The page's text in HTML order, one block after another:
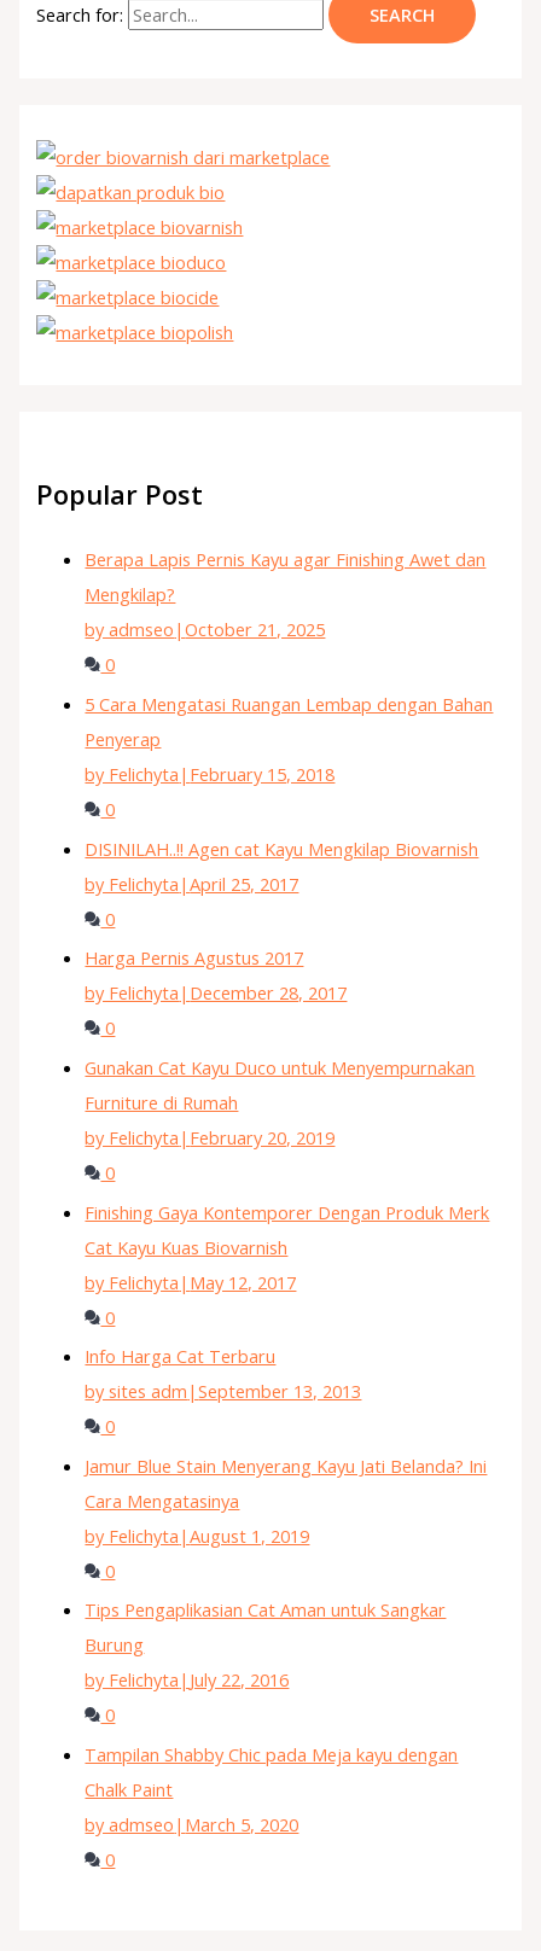
Search for:
Popular Post
Berapa Lapis Pernis Kayu agar Finishing Awet dan
Mengkilap?
by admseo |October 21, 2025
0
5 Cara Mengatasi Ruangan Lembap dengan Bahan
Penyerap
by Felichyta | February 15, 2018
0
DISINILAH..!! Agen cat Kayu Mengkilap Biovarnish
by Felichyta |April 25, 2017
0
Harga Pernis Agustus 2017
by Felichyta | December 28, 2017
0
Gunakan Cat Kayu Duco untuk Menyempurnakan
Furniture di Rumah
by Felichyta | February 20, 2019
0
Finishing Gaya Kontemporer Dengan Produk Merk
Cat Kayu Kuas Biovarnish
by Felichyta | May 12, 2017
0
Info Harga Cat Terbaru
by sites adm |September 13, 2013
0
Jamur Blue Stain Menyerang Kayu Jati Belanda? Ini
Cara Mengatasinya
by Felichyta |August 1, 2019
0
Tips Pengaplikasian Cat Aman untuk Sangkar
Burung
by Felichyta | July 22, 2016
0
Tampilan Shabby Chic pada Meja kayu dengan
Chalk Paint
by admseo | March 5, 2020
0